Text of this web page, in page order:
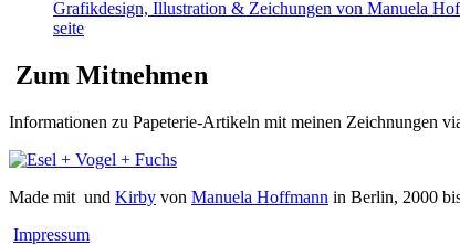
Grafikdesign, Illustration & Zeichungen von Manuela
seite
Zum Mitnehmen
Informationen zu Papeterie-Artikeln mit meinen Zeichnungen
Made mit und Kirby von Manuela Hoffmann in Berlin, 2000
Impressum